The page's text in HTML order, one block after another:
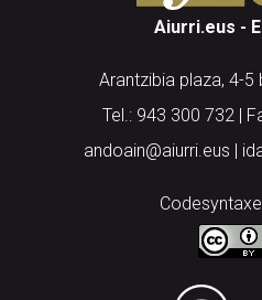
Aiurri.eus -
Arantzibia plaza, 4-5
Tel.: 943 300 732 |
andoain@aiurri.eus |